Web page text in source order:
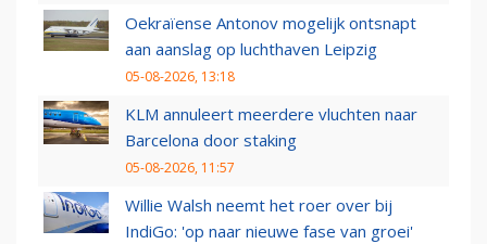
Oekraïense Antonov mogelijk ontsnapt
aan aanslag op luchthaven Leipzig
05-08-2026, 13:18
KLM annuleert meerdere vluchten naar
Barcelona door staking
05-08-2026, 11:57
Willie Walsh neemt het roer over bij
IndiGo: 'op naar nieuwe fase van groei'